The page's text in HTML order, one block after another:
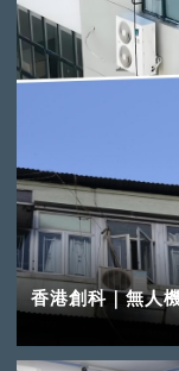
香港創科｜無人